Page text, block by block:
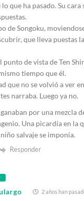
que ha pasado. Su
de Songoku,
que lleva puestas
punto de vista de Ten
tiempo que él.
que no se volvió a ver
narraba. Luego ya no.
ganaban por una mezcla
Una picardía en la
salvaje se imponía.
Responder
2 años han